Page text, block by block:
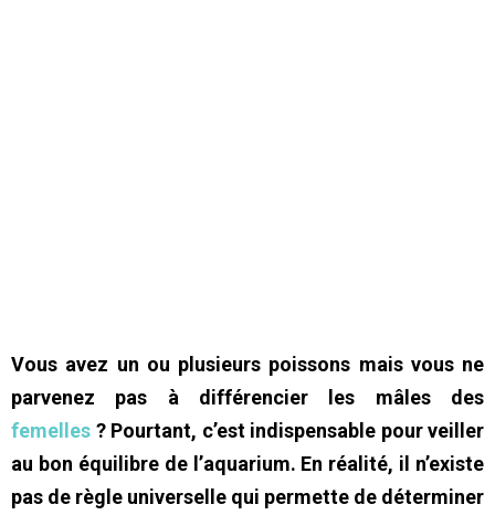
Vous avez un ou plusieurs poissons mais vous ne
parvenez pas à différencier les mâles des
femelles ? Pourtant, c’est indispensable pour veiller
au bon équilibre de l’aquarium. En réalité, il n’existe
pas de règle universelle qui permette de déterminer